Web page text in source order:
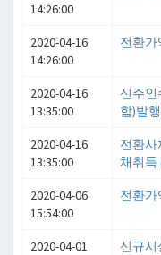
14:26:00
2020-04-16
14:26:00
전환가
2020-04-16
13:35:00
신주
함)발
2020-04-16
13:35:00
전환
채취득
2020-04-06
15:54:00
전환가
2020-04-01
신규시